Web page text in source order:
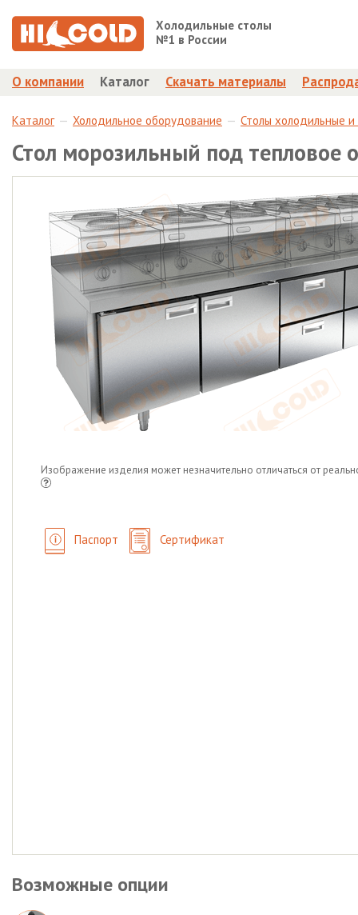
Холодильные столы
№1 в России
О компании Каталог Скачать материалы
Каталог Холодильное оборудование Столы холодильные
Стол морозильный под тепловое
Изображение изделия может незначительно отличаться от
Паспорт Сертификат
Возможные опции